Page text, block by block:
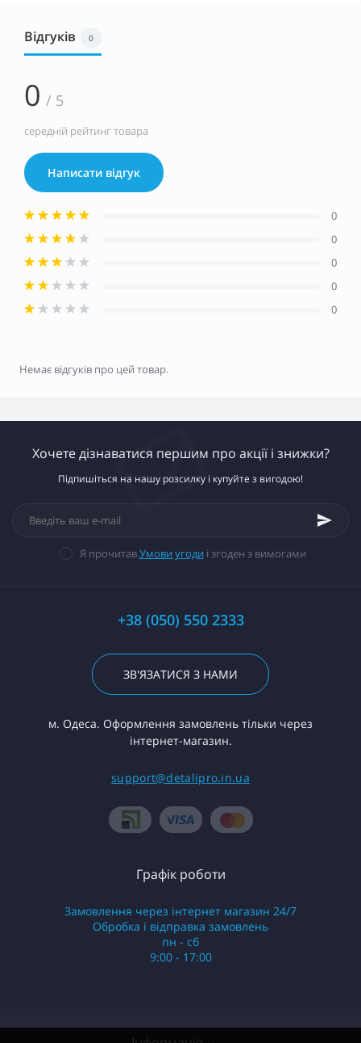
Відгуків 0
0 / 5
середній рейтинг товара
Написати відгук
0
0
0
0
0
Немає відгуків про цей товар.
Хочете дізнаватися першим про акції і знижки?
Підпишіться на нашу розсилку і купуйте з вигодою!
Я прочитавУмови угоди і згоден з вимогами
+38 (050) 550 2333
ЗВ'ЯЗАТИСЯ З НАМИ
м. Одеса. Оформлення замовлень тільки через
інтернет-магазин.
support@detalipro.in.ua
Графік роботи
Замовлення через інтернет магазин 24/7
Обробка і відправка замовлень
пн - сб
9:00 - 17:00